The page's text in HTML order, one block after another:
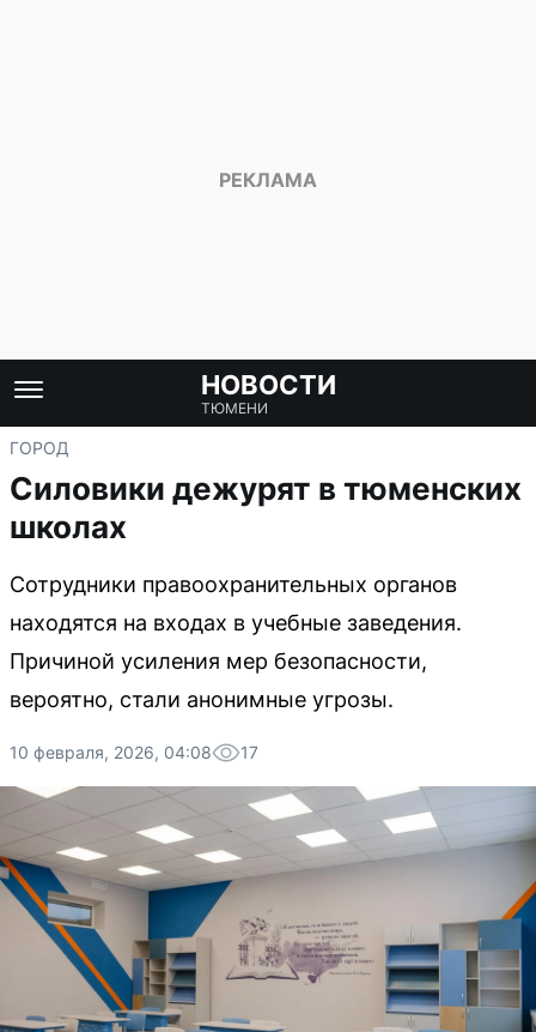
НОВОСТИ
ТЮМЕНИ
ГОРОД
Силовики дежурят в тюменских
школах
Сотрудники правоохранительных органов
находятся на входах в учебные заведения.
Причиной усиления мер безопасности,
вероятно, стали анонимные угрозы.
10 февраля, 2026, 04:08 17